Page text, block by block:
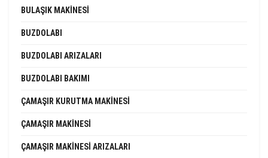
BULAŞIK MAKINESI
BUZDOLABI
BUZDOLABI ARIZALARI
BUZDOLABI BAKIMI
ÇAMAŞIR KURUTMA MAKINESI
ÇAMAŞIR MAKINESI
ÇAMAŞIR MAKINESI ARIZALARI